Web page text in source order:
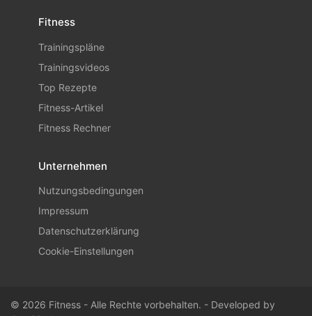
Fitness
Trainingspläne
Trainingsvideos
Top Rezepte
Fitness-Artikel
Fitness Rechner
Unternehmen
Nutzungsbedingungen
Impressum
Datenschutzerklärung
Cookie-Einstellungen
© 2026 Fitness - Alle Rechte vorbehalten. - Developed by